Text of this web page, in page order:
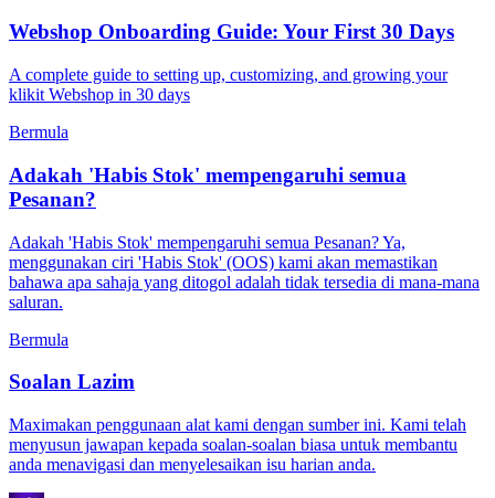
Webshop Onboarding Guide: Your First 30 Days
A complete guide to setting up, customizing, and growing your
klikit Webshop in 30 days
Bermula
Adakah 'Habis Stok' mempengaruhi semua
Pesanan?
Adakah 'Habis Stok' mempengaruhi semua Pesanan? Ya,
menggunakan ciri 'Habis Stok' (OOS) kami akan memastikan
bahawa apa sahaja yang ditogol adalah tidak tersedia di mana-mana
saluran.
Bermula
Soalan Lazim
Maximakan penggunaan alat kami dengan sumber ini. Kami telah
menyusun jawapan kepada soalan-soalan biasa untuk membantu
anda menavigasi dan menyelesaikan isu harian anda.